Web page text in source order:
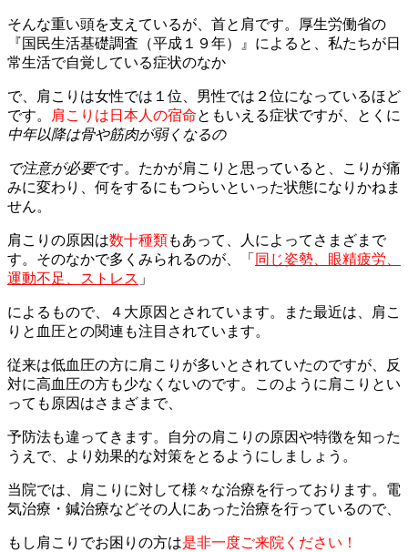
そんな重い頭を支えているが、首と肩です。
厚生労働省の
『国民生活基礎調査（平成１９年）』によると、私たちが日
常生活で自覚している症状のなか
で、
肩こりは女性では１位、男性では２位になっているほど
です。
肩こりは日本人の宿命ともいえる症状ですが、
とくに
中年以降は骨や筋肉が弱くなるの
で注意が必要です。たかが肩こりと思っていると、こりが痛
みに変わり、何をするにもつらいといった状態になりかねま
せん。
肩こりの原因は数十種類もあって、人によってさまざまで
す。そのなかで多くみられるのが、
「 同じ姿勢、眼精疲労、
運動不足、ストレス 」
によるもので、４大原因とされています。また最近は、肩こ
りと血圧との関連も注目されています。
従来は低血圧の方に肩こりが多いとされていたのですが、反
対に高血圧の方も少なくないのです。
このように肩こりとい
っても原因はさまざまで、
予防法も違ってきます。自分の肩こりの原因や特徴を知った
うえで、
より効果的な対策をとるようにしましょう。
当院では、肩こりに対して様々な治療を行っております。電
気治療・鍼治療などその人にあった治療を行っているので、
もし肩こりでお困りの方は是非一度ご来院ください！